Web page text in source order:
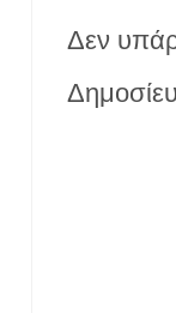
Δεν